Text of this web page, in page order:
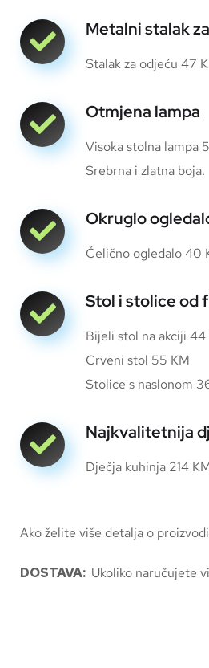
Metalni stalak
Stalak za odjeću 47
Otmjena lampa
Visoka stolna lampa
Srebrna i zlatna boja.
Okruglo
Čelično ogledalo 40
Stol i stolice od
Bijeli stol na akciji 44
Crveni stol 55 KM
Stolice s naslonom
Najkvalitetnija
Dječja kuhinja 214
Ako želite više detalja o
DOSTAVA: Ukoliko naručujete